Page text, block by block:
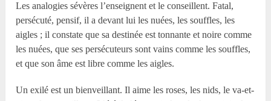
Les analogies sévères l’enseignent et le conseillent. Fatal,
persécuté, pensif, il a devant lui les nuées, les souffles, les
aigles ; il constate que sa destinée est tonnante et noire comme
les nuées, que ses persécuteurs sont vains comme les souffles,
et que son âme est libre comme les aigles.
Un exilé est un bienveillant. Il aime les roses, les nids, le va-et-